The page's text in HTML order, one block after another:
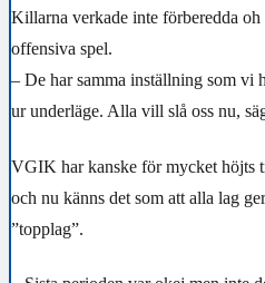
Killarna verkade inte förberedda
offensiva spel.
– De har samma inställning som vi
ur underläge. Alla vill slå oss nu,
VGIK har kanske för mycket höjts
och nu känns det som att alla lag
”topplag”.